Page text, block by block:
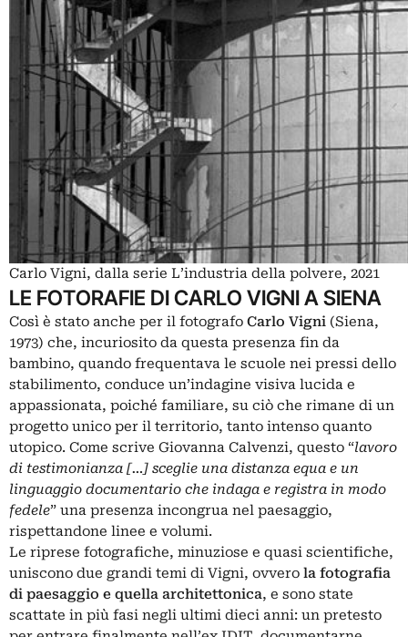
Carlo Vigni, dalla serie L’industria della polvere, 2021
LE FOTORAFIE DI CARLO VIGNI A SIENA
Così è stato anche per il fotografo Carlo Vigni (Siena,
1973) che, incuriosito da questa presenza fin da
bambino, quando frequentava le scuole nei pressi dello
stabilimento, conduce un’indagine visiva lucida e
appassionata, poiché familiare, su ciò che rimane di un
progetto unico per il territorio, tanto intenso quanto
utopico. Come scrive Giovanna Calvenzi, questo “lavoro
di testimonianza […] sceglie una distanza equa e un
linguaggio documentario che indaga e registra in modo
fedele” una presenza incongrua nel paesaggio,
rispettandone linee e volumi.
Le riprese fotografiche, minuziose e quasi scientifiche,
uniscono due grandi temi di Vigni, ovvero la fotografia
di paesaggio e quella architettonica, e sono state
scattate in più fasi negli ultimi dieci anni: un pretesto